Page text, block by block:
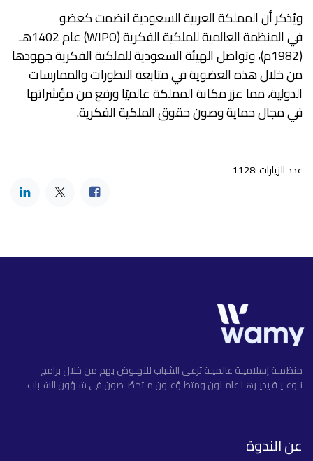
ويُذكر أن المملكة العربية السعودية انضمت كعضو
في المنظمة العالمية للملكية الفكرية (WIPO) عام 1402هـ
(1982م)، وتواصل الهيئة السعودية للملكية الفكرية جهودها
من خلال هذه العضوية في متابعة التطورات والممارسات
الدولية، مما عزز مكانة المملكة عالميًا ورفع من مؤشراتها
في مجال حماية وصون حقوق الملكية الفكرية.
عدد الزيارات :1128
منظمـة إسلاميـة عالميـة ترعى الشباب للنهـوض بهم من خلال برامج
نـوعـيـة يديـرهـا عامـلون ومتطـوّعـون مـتخصّـصون في شـؤون الشـباب
عن الندوة